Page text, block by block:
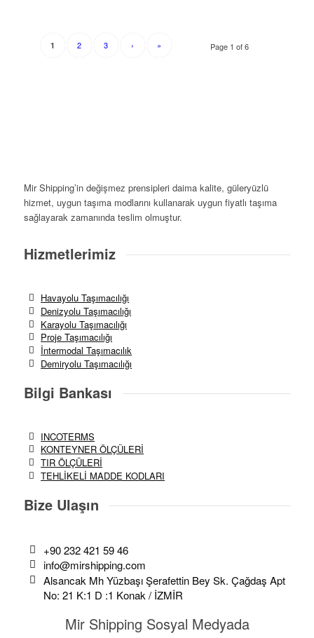
Page 1 of 6
1 2 3 › »
Mir Shipping’in değişmez prensipleri daima kalite, güleryüzlü
hizmet, uygun taşıma modlarını kullanarak uygun fiyatlı taşıma
sağlayarak zamanında teslim olmuştur.
Hizmetlerimiz
Havayolu Taşımacılığı
Denizyolu Taşımacılığı
Karayolu Taşımacılığı
Proje Taşımacılığı
İntermodal Taşımacılık
Demiryolu Taşımacılığı
Bilgi Bankası
INCOTERMS
KONTEYNER ÖLÇÜLERİ
TIR ÖLÇÜLERİ
TEHLİKELİ MADDE KODLARI
Bize Ulaşın
+90 232 421 59 46
info@mirshipping.com
Alsancak Mh Yüzbaşı Şerafettin Bey Sk. Çağdaş Apt
No: 21 K:1 D :1 Konak / İZMİR
Mir Shipping Sosyal Medyada